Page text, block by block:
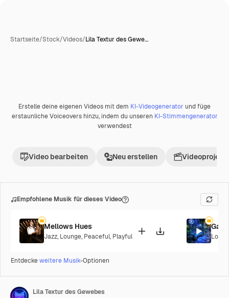
Startseite/Stock/Videos/Lila Textur des Gewe…
Premium
Erstelle deine eigenen Videos mit dem KI-Videogenerator und füge
erstaunliche Voiceovers hinzu, indem du unseren KI-Stimmengenerator
verwendest
Video bearbeiten Neu erstellen Videoprojekt
Empfohlene Musik für dieses Video
Mellows Hues
Jazz, Lounge, Peaceful, Playful
Entdeckeweitere Musik-Optionen
Lila Textur des Gewebes